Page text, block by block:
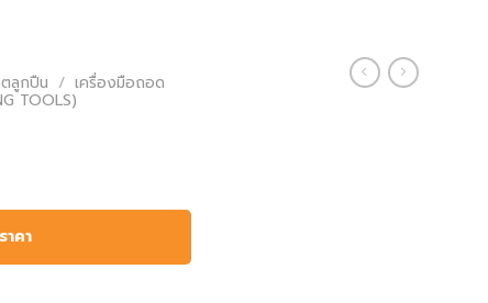
ลูกปืน / เครื่องมือถอด
TOOLS)
าคา